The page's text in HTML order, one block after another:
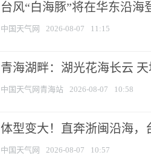
台风“白海豚”将在华东沿
中国天气网 2026-08-07 11:15
青海湖畔：湖光花海长云
中国天气网青海站 2026-08-07 10:58
体型变大！直奔浙闽沿海，
中国天气网 2026-08-07 10:57